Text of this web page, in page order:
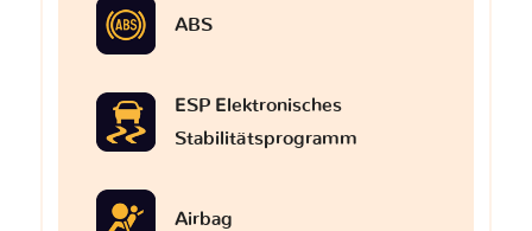
ABS
ESP Elektronisches
Stabilitätsprogramm
Airbag